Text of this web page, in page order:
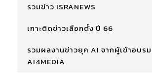
รวมข่าว ISRANEWS
เกาะติดข่าวเลือกตั้ง ปี 66
รวมผลงานข่าวยุค AI จากผู้เข้าอบร
AI4MEDIA